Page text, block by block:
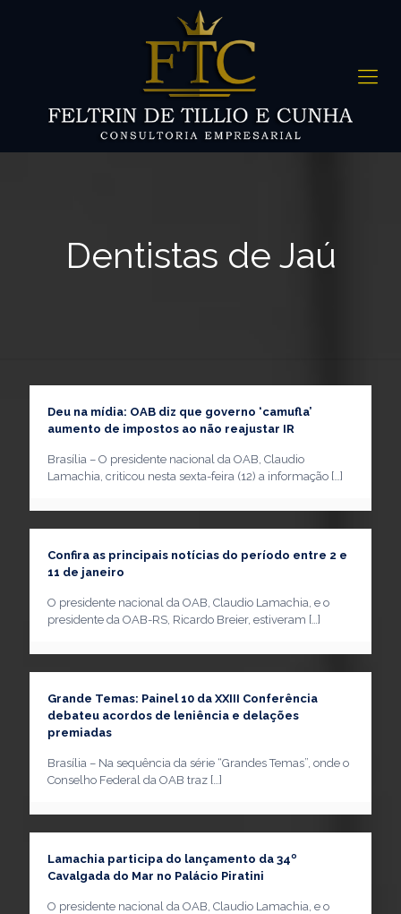
Dentistas de Jaú
Deu na mídia: OAB diz que governo ‘camufla’
aumento de impostos ao não reajustar IR
Brasília – O presidente nacional da OAB, Claudio
Lamachia, criticou nesta sexta-feira (12) a informação […]
Confira as principais notícias do período entre 2 e
11 de janeiro
O presidente nacional da OAB, Claudio Lamachia, e o
presidente da OAB-RS, Ricardo Breier, estiveram […]
Grande Temas: Painel 10 da XXIII Conferência
debateu acordos de leniência e delações
premiadas
Brasília – Na sequência da série “Grandes Temas”, onde o
Conselho Federal da OAB traz […]
Lamachia participa do lançamento da 34º
Cavalgada do Mar no Palácio Piratini
O presidente nacional da OAB, Claudio Lamachia, e o